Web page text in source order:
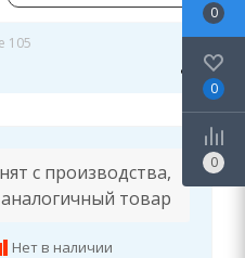
105
с производства,
товар
Нет в наличии
0
0
0